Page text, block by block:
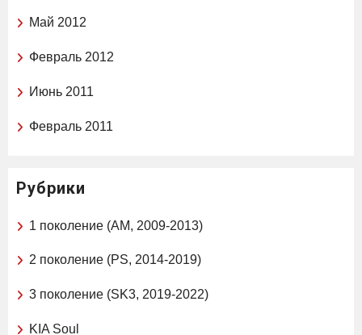
Май 2012
Февраль 2012
Июнь 2011
Февраль 2011
Рубрики
1 поколение (AM, 2009-2013)
2 поколение (PS, 2014-2019)
3 поколение (SK3, 2019-2022)
KIA Soul